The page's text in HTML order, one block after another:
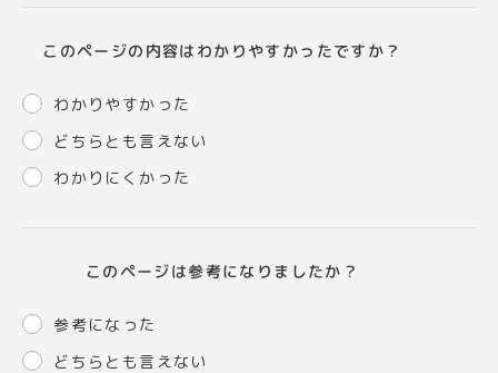
このページの内容はわかりやすかったですか？
わかりやすかった
どちらとも言えない
わかりにくかった
このページは参考になりましたか？
参考になった
どちらとも言えない